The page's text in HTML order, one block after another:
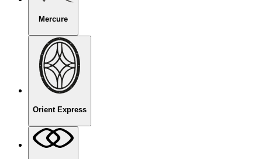
Mercure
Orient Express